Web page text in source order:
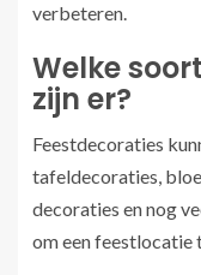
verbeteren.
Welke
zijn er?
Feestdecoraties
tafeldecoraties,
decoraties en nog
om een feestlocatie